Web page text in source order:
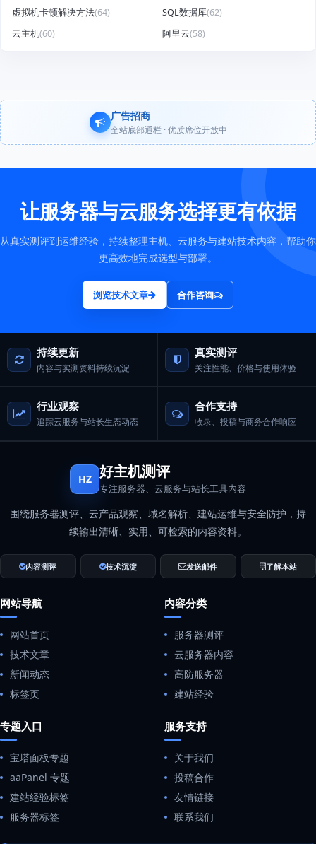
虚拟机卡顿解决方法(64) SQL数据库(62)
云主机(60) 阿里云(58)
广告招商
全站底部通栏 · 优质席位开放中
让服务器与云服务选择更有依据
从真实测评到运维经验，持续整理主机、云服务与建站技术内容，帮助你
更高效地完成选型与部署。
浏览技术文章 合作咨询
持续更新
内容与实测资料持续沉淀
真实测评
关注性能、价格与使用体验
行业观察
追踪云服务与站长生态动态
合作支持
收录、投稿与商务合作响应
HZ 好主机测评
专注服务器、云服务与站长工具内容
围绕服务器测评、云产品观察、域名解析、建站运维与安全防护，持
续输出清晰、实用、可检索的内容资料。
内容测评 技术沉淀 发送邮件 了解本站
网站导航
网站首页
技术文章
新闻动态
标签页
内容分类
服务器测评
云服务器内容
高防服务器
建站经验
专题入口
宝塔面板专题
aaPanel 专题
建站经验标签
服务器标签
服务支持
关于我们
投稿合作
友情链接
联系我们